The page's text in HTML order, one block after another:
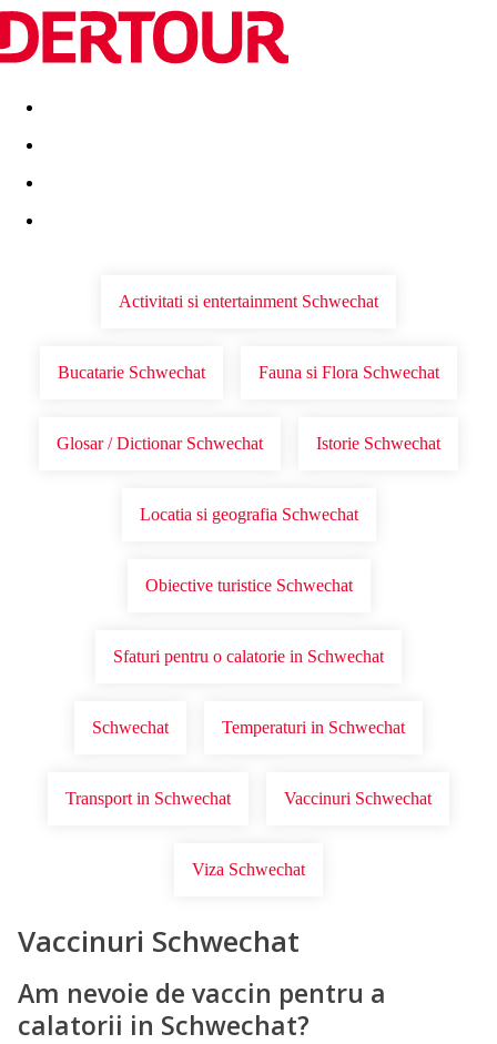
Destinatii Vacanta perfecta OFERTE DE NERATAT
Activitati si entertainment Schwechat
Bucatarie Schwechat Fauna si Flora Schwechat
Glosar / Dictionar Schwechat Istorie Schwechat
Locatia si geografia Schwechat
Obiective turistice Schwechat
Sfaturi pentru o calatorie in Schwechat
Schwechat Temperaturi in Schwechat
Transport in Schwechat Vaccinuri Schwechat
Viza Schwechat
Vaccinuri Schwechat
Am nevoie de vaccin pentru a
calatorii in Schwechat?